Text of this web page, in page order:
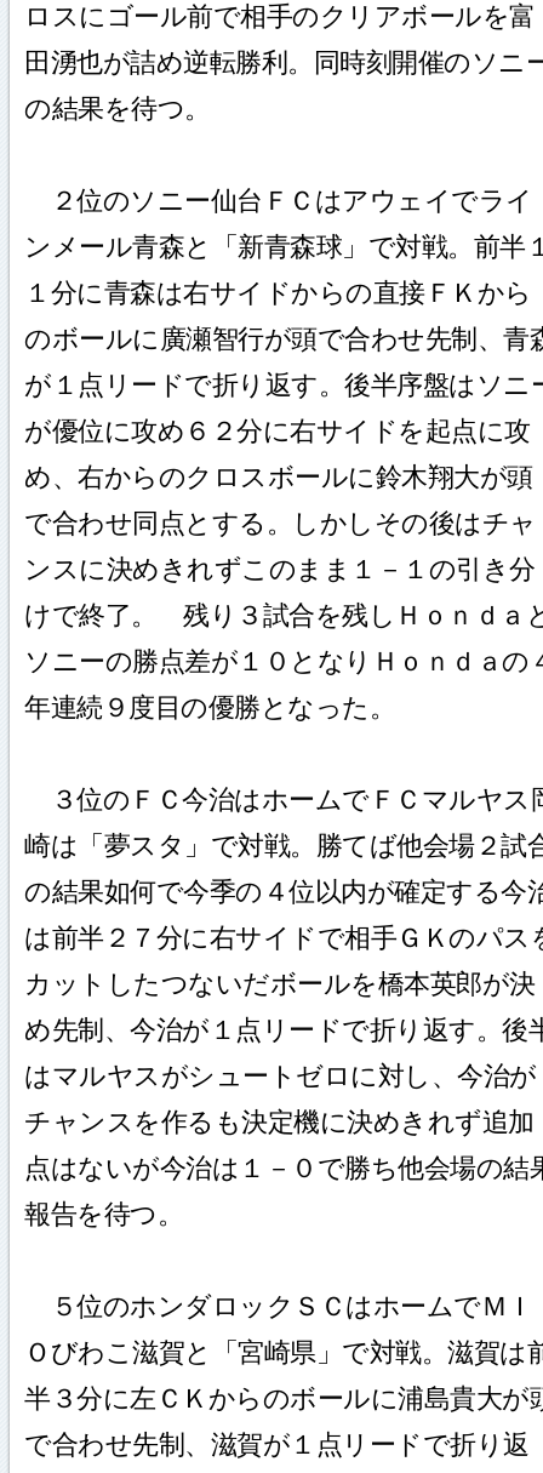
ロスにゴール前で相手のクリアボールを富
田湧也が詰め逆転勝利。同時刻開催のソニ
の結果を待つ。
２位のソニー仙台ＦＣはアウェイでライ
ンメール青森と「新青森球」で対戦。前半
１分に青森は右サイドからの直接ＦＫから
のボールに廣瀬智行が頭で合わせ先制、青
が１点リードで折り返す。後半序盤はソニ
が優位に攻め６２分に右サイドを起点に攻
め、右からのクロスボールに鈴木翔大が頭
で合わせ同点とする。しかしその後はチャ
ンスに決めきれずこのまま１－１の引き分
けで終了。 残り３試合を残しＨｏｎｄａ
ソニーの勝点差が１０となりＨｏｎｄａの
年連続９度目の優勝となった。
３位のＦＣ今治はホームでＦＣマルヤス
崎は「夢スタ」で対戦。勝てば他会場２試
の結果如何で今季の４位以内が確定する今
は前半２７分に右サイドで相手ＧＫのパス
カットしたつないだボールを橋本英郎が決
め先制、今治が１点リードで折り返す。後
はマルヤスがシュートゼロに対し、今治が
チャンスを作るも決定機に決めきれず追加
点はないが今治は１－０で勝ち他会場の結
報告を待つ。
５位のホンダロックＳＣはホームでＭＩ
Ｏびわこ滋賀と「宮崎県」で対戦。滋賀は
半３分に左ＣＫからのボールに浦島貴大が
で合わせ先制、滋賀が１点リードで折り返